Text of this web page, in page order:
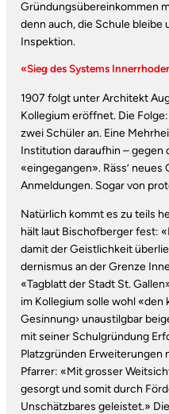
Gründungsübereinkommen
denn auch, die Schule
Inspektion.
«Sieg des Systems
1907 folgt unter Architekt
Kollegium eröffnet. Die
zwei Schüler an. Eine
Institution daraufhin – gegen
«eingegangen». Räss’
Anmeldungen. Sogar von
Natürlich kommt es zu teils
hält laut Bischofberger fest:
damit der Geistlichkeit
dernismus an der Grenze
«Tagblatt der Stadt St.
im Kollegium solle wohl
Gesinnung› unaustilgbar
mit seiner Schulgründung
Platzgründen Erweiterungen
Pfarrer: «Mit grosser
gesorgt und somit durch
Unschätzbares geleistet.»